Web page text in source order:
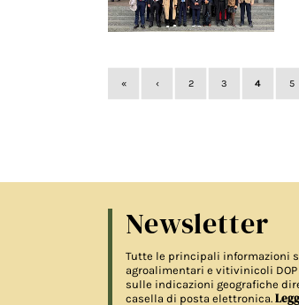
« ‹ 2 3 4 5
Newsletter
Tutte le principali informazioni
agroalimentari e vitivinicoli DOP
sulle indicazioni geografiche
casella di posta elettronica.